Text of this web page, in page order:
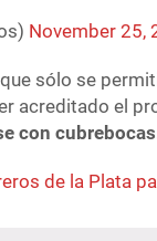
November 25,
sólo se
acreditado el
con
de la Plata